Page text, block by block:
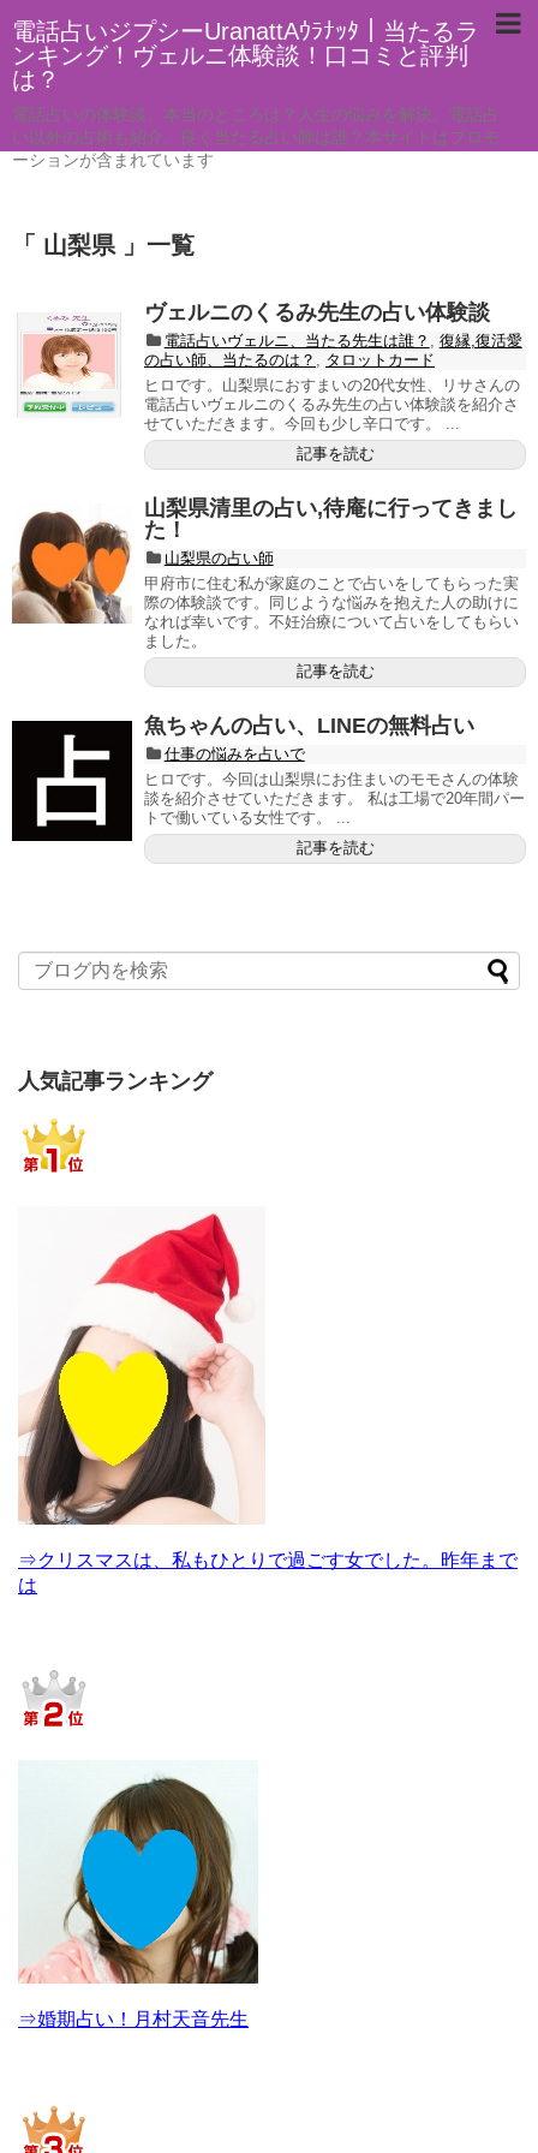
電話占いジプシーUranattAｳﾗﾅｯﾀ｜当たるラ
ンキング！ヴェルニ体験談！口コミと評判
は？
電話占いの体験談。本当のところは？人生の悩みを解決。電話占
い以外の占術も紹介。良く当たる占い師は誰？本サイトはプロモ
ーションが含まれています
「 山梨県 」一覧
ヴェルニのくるみ先生の占い体験談
電話占いヴェルニ、当たる先生は誰？
復縁,復活愛
の占い師、当たるのは？
タロットカード
ヒロです。山梨県におすまいの20代女性、リサさんの
電話占いヴェルニのくるみ先生の占い体験談を紹介さ
せていただきます。今回も少し辛口です。 ...
記事を読む
山梨県清里の占い,待庵に行ってきまし
た！
山梨県の占い師
甲府市に住む私が家庭のことで占いをしてもらった実
際の体験談です。同じような悩みを抱えた人の助けに
なれば幸いです。不妊治療について占いをしてもらい
ました。
記事を読む
魚ちゃんの占い、LINEの無料占い
仕事の悩みを占いで
ヒロです。今回は山梨県にお住まいのモモさんの体験
談を紹介させていただきます。 私は工場で20年間パー
トで働いている女性です。 ...
記事を読む
人気記事ランキング
⇒クリスマスは、私もひとりで過ごす女でした。昨年まで
は
⇒婚期占い！月村天音先生